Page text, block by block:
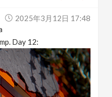
2025年3月12日 17:48
Day 12: